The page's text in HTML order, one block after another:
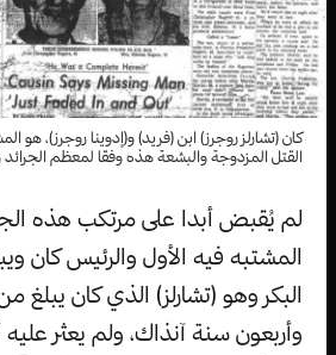
كان (تشارلز روجرز) ابن (فريد) و(إدوينا روجرز)، هو
القتل المزدوجة والبشعة هذه وفقا لمعظم
لم يُقبض أبدا على مرتكب هذه
المشتبه فيه الأول والرئيس كان
البكر وهو (تشارلز) الذي كان يبلغ
وأربعون سنة آنذاك، ولم يعثر